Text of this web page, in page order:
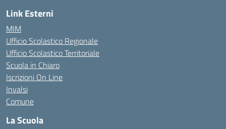
Link Esterni
MIM
Ufficio Scolastico Regionale
Ufficio Scolastico Territoriale
Scuola in Chiaro
Iscrizioni On Line
Invalsi
Comune
La Scuola